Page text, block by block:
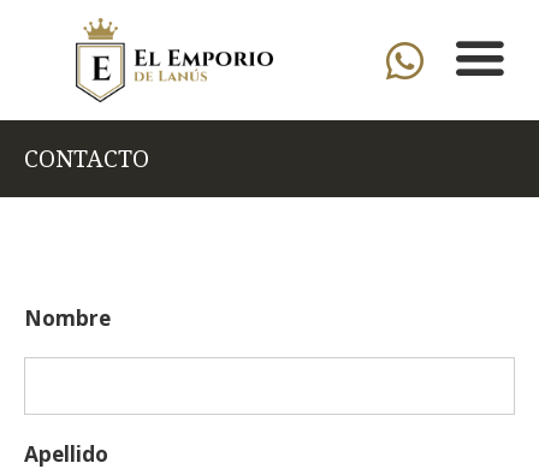
CONTACTO
Nombre
Apellido